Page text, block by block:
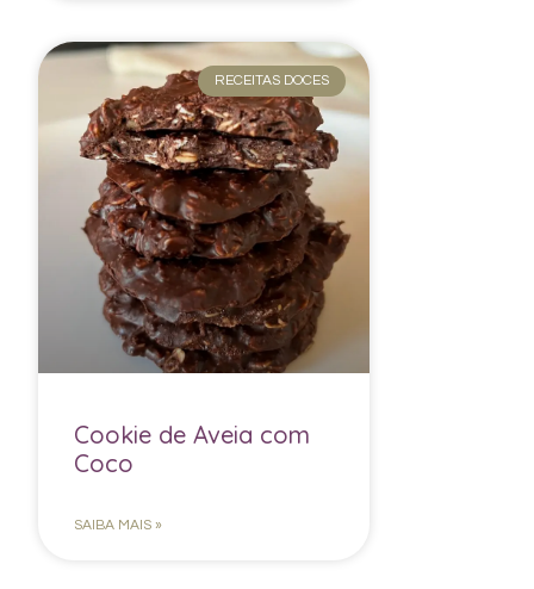
RECEITAS DOCES
Cookie de Aveia com
Coco
SAIBA MAIS »